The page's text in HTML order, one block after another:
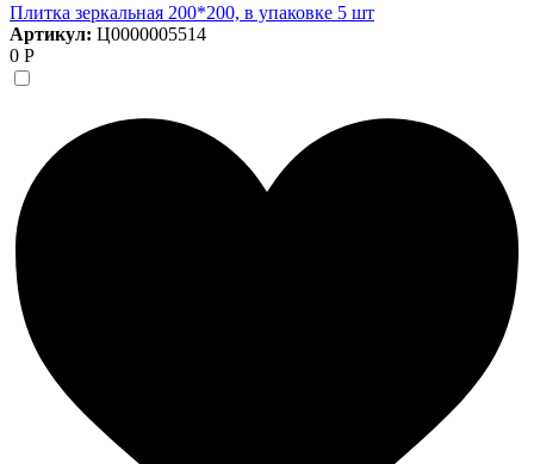
Плитка зеркальная 200*200, в упаковке 5 шт
Артикул: Ц0000005514
0 Р